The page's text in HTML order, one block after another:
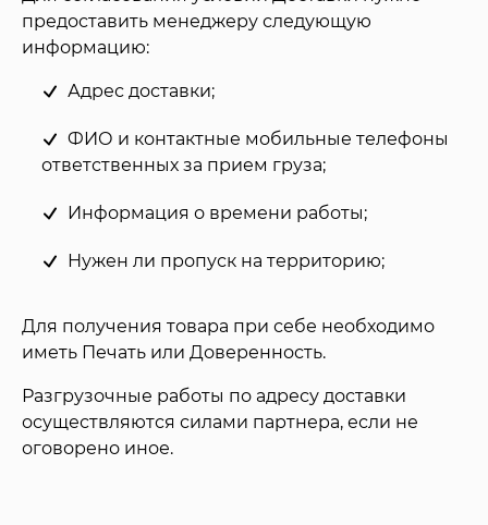
предоставить менеджеру следующую
информацию:
Адрес доставки;
ФИО и контактные мобильные телефоны
ответственных за прием груза;
Информация о времени работы;
Нужен ли пропуск на территорию;
Для получения товара при себе необходимо
иметь Печать или Доверенность.
Разгрузочные работы по адресу доставки
осуществляются силами партнера, если не
оговорено иное.